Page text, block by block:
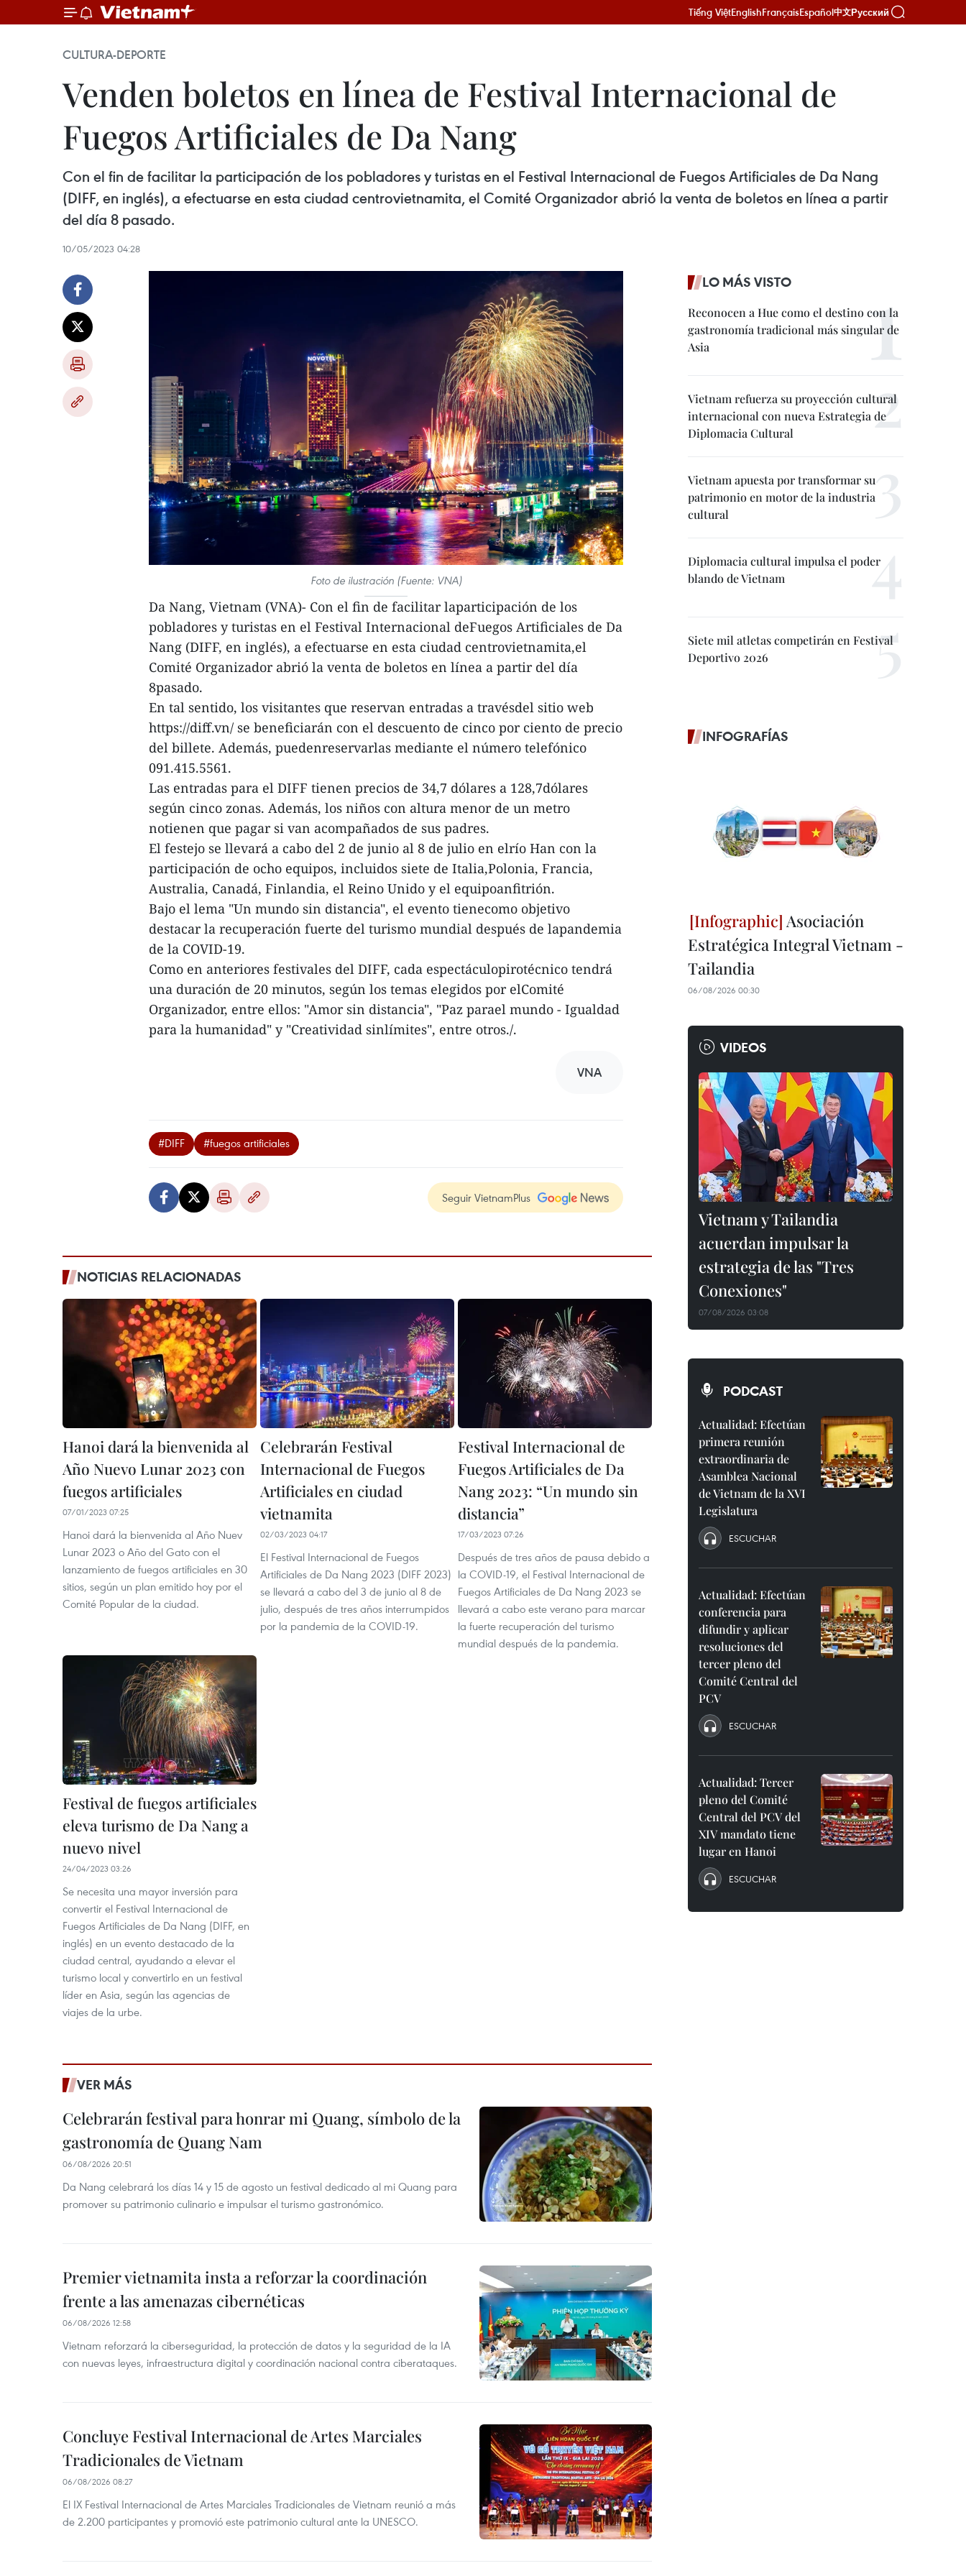
Tiếng ViệtEnglishFrançaisEspañol中文Русский
CULTURA-DEPORTE
Venden boletos en línea de Festival Internacional de
Fuegos Artificiales de Da Nang
Con el fin de facilitar la participación de los pobladores y turistas en el Festival Internacional de Fuegos Artificiales de Da Nang
(DIFF, en inglés), a efectuarse en esta ciudad centrovietnamita, el Comité Organizador abrió la venta de boletos en línea a partir
del día 8 pasado.
10/05/2023 04:28
Foto de ilustración (Fuente: VNA)
Da Nang, Vietnam (VNA)- Con el fin de facilitar laparticipación de los
pobladores y turistas en el Festival Internacional deFuegos Artificiales de Da
Nang (DIFF, en inglés), a efectuarse en esta ciudad centrovietnamita,el
Comité Organizador abrió la venta de boletos en línea a partir del día
8pasado.
En tal sentido, los visitantes que reservan entradas a travésdel sitio web
https://diff.vn/ se beneficiarán con el descuento de cinco por ciento de precio
del billete. Además, puedenreservarlas mediante el número telefónico
091.415.5561.
Las entradas para el DIFF tienen precios de 34,7 dólares a 128,7dólares
según cinco zonas. Además, los niños con altura menor de un metro
notienen que pagar si van acompañados de sus padres.
El festejo se llevará a cabo del 2 de junio al 8 de julio en elrío Han con la
participación de ocho equipos, incluidos siete de Italia,Polonia, Francia,
Australia, Canadá, Finlandia, el Reino Unido y el equipoanfitrión.
Bajo el lema "Un mundo sin distancia", el evento tienecomo objetivo
destacar la recuperación fuerte del turismo mundial después de lapandemia
de la COVID-19.
Como en anteriores festivales del DIFF, cada espectáculopirotécnico tendrá
una duración de 20 minutos, según los temas elegidos por elComité
Organizador, entre ellos: "Amor sin distancia", "Paz parael mundo - Igualdad
para la humanidad" y "Creatividad sinlímites", entre otros./.
VNA
#DIFF #fuegos artificiales
Seguir VietnamPlus
NOTICIAS RELACIONADAS
Hanoi dará la bienvenida al
Año Nuevo Lunar 2023 con
fuegos artificiales
07/01/2023 07:25
Hanoi dará la bienvenida al Año Nuev
Lunar 2023 o Año del Gato con el
lanzamiento de fuegos artificiales en 30
sitios, según un plan emitido hoy por el
Comité Popular de la ciudad.
Celebrarán Festival
Internacional de Fuegos
Artificiales en ciudad
vietnamita
02/03/2023 04:17
El Festival Internacional de Fuegos
Artificiales de Da Nang 2023 (DIFF 2023)
se llevará a cabo del 3 de junio al 8 de
julio, después de tres años interrumpidos
por la pandemia de la COVID-19.
Festival Internacional de
Fuegos Artificiales de Da
Nang 2023: “Un mundo sin
distancia”
17/03/2023 07:26
Después de tres años de pausa debido a
la COVID-19, el Festival Internacional de
Fuegos Artificiales de Da Nang 2023 se
llevará a cabo este verano para marcar
la fuerte recuperación del turismo
mundial después de la pandemia.
Festival de fuegos artificiales
eleva turismo de Da Nang a
nuevo nivel
24/04/2023 03:26
Se necesita una mayor inversión para
convertir el Festival Internacional de
Fuegos Artificiales de Da Nang (DIFF, en
inglés) en un evento destacado de la
ciudad central, ayudando a elevar el
turismo local y convertirlo en un festival
líder en Asia, según las agencias de
viajes de la urbe.
VER MÁS
Celebrarán festival para honrar mi Quang, símbolo de la
gastronomía de Quang Nam
06/08/2026 20:51
Da Nang celebrará los días 14 y 15 de agosto un festival dedicado al mi Quang para
promover su patrimonio culinario e impulsar el turismo gastronómico.
Premier vietnamita insta a reforzar la coordinación
frente a las amenazas cibernéticas
06/08/2026 12:58
Vietnam reforzará la ciberseguridad, la protección de datos y la seguridad de la IA
con nuevas leyes, infraestructura digital y coordinación nacional contra ciberataques.
Concluye Festival Internacional de Artes Marciales
Tradicionales de Vietnam
06/08/2026 08:27
El IX Festival Internacional de Artes Marciales Tradicionales de Vietnam reunió a más
de 2.200 participantes y promovió este patrimonio cultural ante la UNESCO.
LO MÁS VISTO
Reconocen a Hue como el destino con la
gastronomía tradicional más singular de
Asia
Vietnam refuerza su proyección cultural
internacional con nueva Estrategia de
Diplomacia Cultural
Vietnam apuesta por transformar su
patrimonio en motor de la industria
cultural
Diplomacia cultural impulsa el poder
blando de Vietnam
Siete mil atletas competirán en Festival
Deportivo 2026
INFOGRAFÍAS
Asociación
Estratégica Integral Vietnam -
Tailandia
06/08/2026 00:30
VIDEOS
Vietnam y Tailandia
acuerdan impulsar la
estrategia de las "Tres
Conexiones"
07/08/2026 03:08
PODCAST
Actualidad: Efectúan
primera reunión
extraordinaria de
Asamblea Nacional
de Vietnam de la XVI
Legislatura
ESCUCHAR
Actualidad: Efectúan
conferencia para
difundir y aplicar
resoluciones del
tercer pleno del
Comité Central del
PCV
ESCUCHAR
Actualidad: Tercer
pleno del Comité
Central del PCV del
XIV mandato tiene
lugar en Hanoi
ESCUCHAR